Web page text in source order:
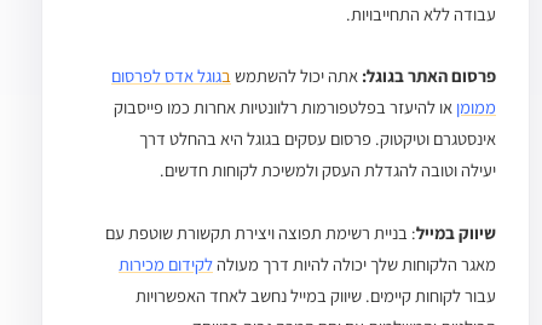
עבודה ללא התחייבויות.
פרסום האתר בגוגל: אתה יכול להשתמש בגוגל אדס לפרסום
ממומן או להיעזר בפלטפורמות רלוונטיות אחרות כמו פייסבוק
אינסטגרם וטיקטוק. פרסום עסקים בגוגל היא בהחלט דרך
יעילה וטובה להגדלת העסק ולמשיכת לקוחות חדשים.
שיווק במייל: בניית רשימת תפוצה ויצירת תקשורת שוטפת עם
מאגר הלקוחות שלך יכולה להיות דרך מעולהלקידום מכירות
עבור לקוחות קיימים. שיווק במייל נחשב לאחד האפשרויות